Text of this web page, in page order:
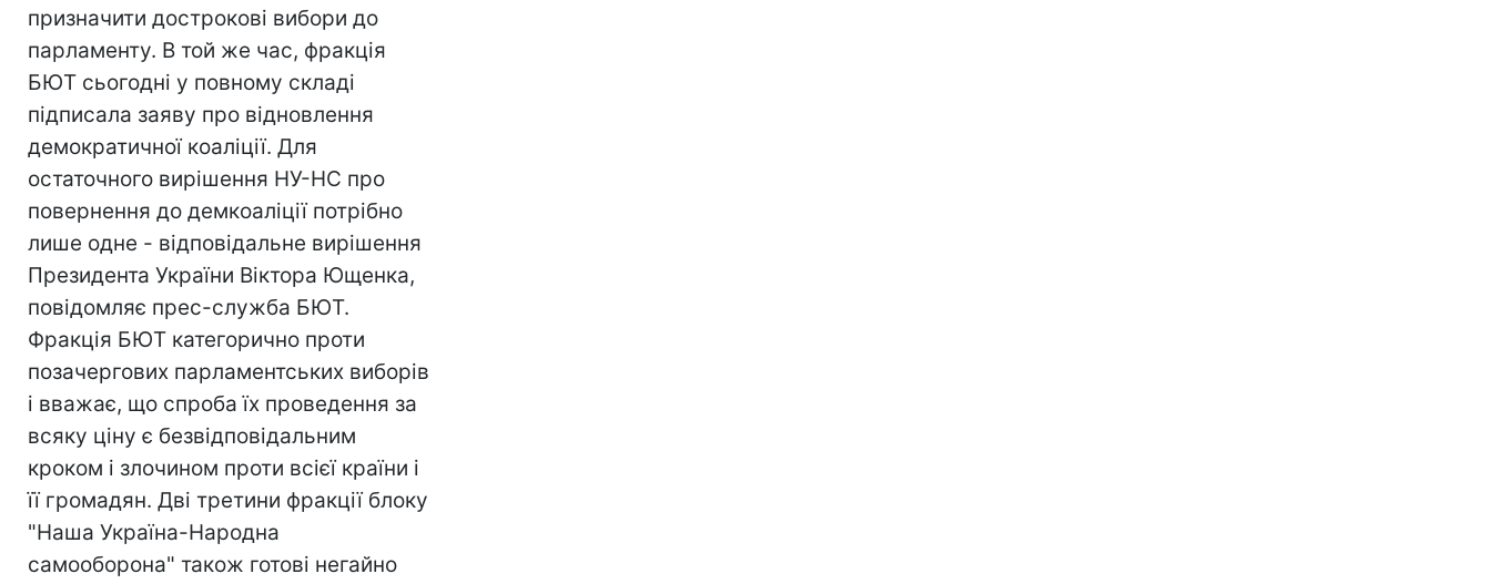
призначити дострокові вибори до
парламенту. В той же час, фракція
БЮТ сьогодні у повному складі
підписала заяву про відновлення
демократичної коаліції. Для
остаточного вирішення НУ-НС про
повернення до демкоаліції потрібно
лише одне - відповідальне вирішення
Президента України Віктора Ющенка,
повідомляє прес-служба БЮТ.
Фракція БЮТ категорично проти
позачергових парламентських виборів
і вважає, що спроба їх проведення за
всяку ціну є безвідповідальним
кроком і злочином проти всієї країни і
її громадян. Дві третини фракції блоку
"Наша Україна-Народна
самооборона" також готові негайно